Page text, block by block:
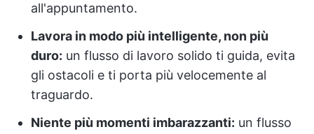
all'appuntamento.
Lavora in modo più intelligente, non più
duro: un flusso di lavoro solido ti guida, evita
gli ostacoli e ti porta più velocemente al
traguardo.
Niente più momenti imbarazzanti: un flusso